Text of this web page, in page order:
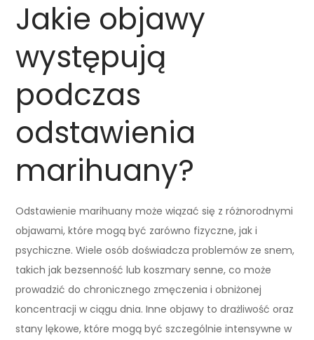
Jakie objawy
występują
podczas
odstawienia
marihuany?
Odstawienie marihuany może wiązać się z różnorodnymi
objawami, które mogą być zarówno fizyczne, jak i
psychiczne. Wiele osób doświadcza problemów ze snem,
takich jak bezsenność lub koszmary senne, co może
prowadzić do chronicznego zmęczenia i obniżonej
koncentracji w ciągu dnia. Inne objawy to drażliwość oraz
stany lękowe, które mogą być szczególnie intensywne w